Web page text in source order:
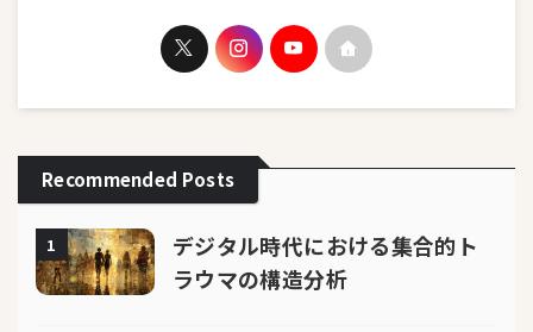
Recommended Posts
1
デジタル時代における集合的ト
ラウマの構造分析